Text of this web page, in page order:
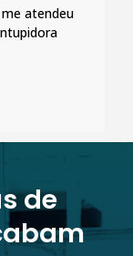
me atendeu
de